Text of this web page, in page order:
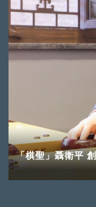
「棋聖」聶衛平